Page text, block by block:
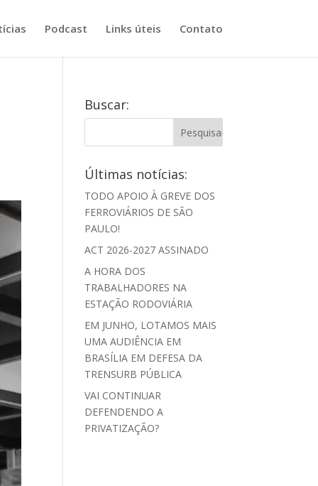
Podcast Links úteis Contato
Buscar:
Últimas notícias:
TODO APOIO À GREVE DOS
FERROVIÁRIOS DE SÃO
PAULO!
ACT 2026-2027 ASSINADO
A HORA DOS
TRABALHADORES NA
ESTAÇÃO RODOVIÁRIA
EM JUNHO, LOTAMOS MAIS
UMA AUDIÊNCIA EM
BRASÍLIA EM DEFESA DA
TRENSURB PÚBLICA
VAI CONTINUAR
DEFENDENDO A
PRIVATIZAÇÃO?